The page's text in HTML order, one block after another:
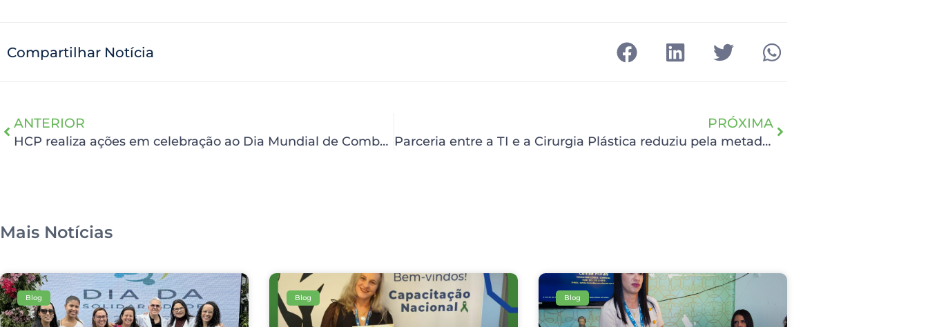
Compartilhar Notícia
ANTERIOR
HCP realiza ações em celebração ao Dia Mundial de Combate ao Câncer
PRÓXIMA
Parceria entre a TI e a Cirurgia Plástica reduziu pela metade o tempo de preenchimento para documentos cirúrgicos
Mais Notícias
Blog Blog Blog